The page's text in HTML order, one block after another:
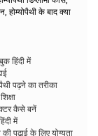
होम्योपैथी के बाद क्या
हिंदी में
पढ़ने का तरीका
कैसे बनें
में
की पढ़ाई के लिए योग्यता